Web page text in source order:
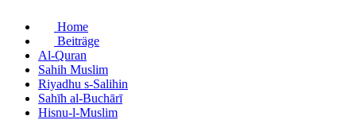
Home
Beiträge
Al-Quran
Sahih Muslim
Riyadhu s-Salihin
Sahīh al-Buchārī
Hisnu-l-Muslim